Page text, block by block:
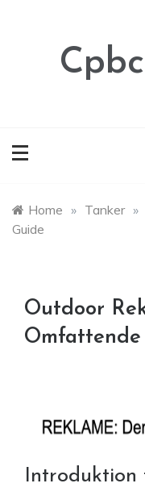
Home » Tanker »
Guide
Outdoor
Omfattende